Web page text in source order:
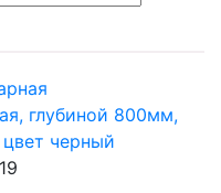
глубиной 800мм,
цвет черный